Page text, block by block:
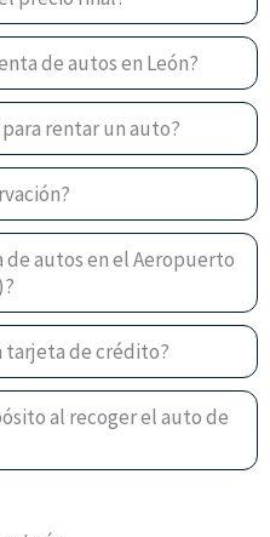
de autos en León?
rentar un auto?
de autos en el Aeropuerto
tarjeta de crédito?
al recoger el auto de